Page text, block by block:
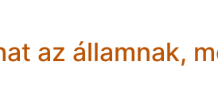
az államnak,